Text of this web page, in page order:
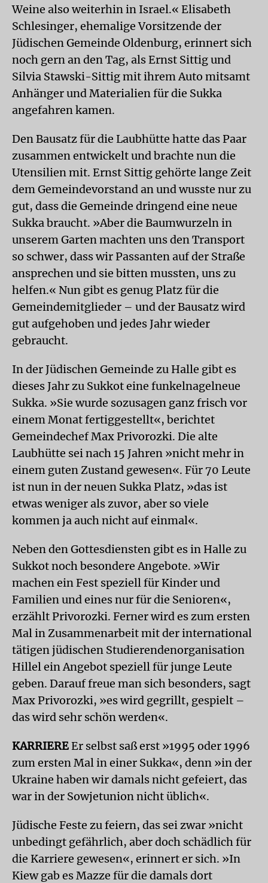
Weine also weiterhin in Israel.« Elisabeth
Schlesinger, ehemalige Vorsitzende der
Jüdischen Gemeinde Oldenburg, erinnert sich
noch gern an den Tag, als Ernst Sittig und
Silvia Stawski-Sittig mit ihrem Auto mitsamt
Anhänger und Materialien für die Sukka
angefahren kamen.
Den Bausatz für die Laubhütte hatte das Paar
zusammen entwickelt und brachte nun die
Utensilien mit. Ernst Sittig gehörte lange Zeit
dem Gemeindevorstand an und wusste nur zu
gut, dass die Gemeinde dringend eine neue
Sukka braucht. »Aber die Baumwurzeln in
unserem Garten machten uns den Transport
so schwer, dass wir Passanten auf der Straße
ansprechen und sie bitten mussten, uns zu
helfen.« Nun gibt es genug Platz für die
Gemeindemitglieder – und der Bausatz wird
gut aufgehoben und jedes Jahr wieder
gebraucht.
In der Jüdischen Gemeinde zu Halle gibt es
dieses Jahr zu Sukkot eine funkelnagelneue
Sukka. »Sie wurde sozusagen ganz frisch vor
einem Monat fertiggestellt«, berichtet
Gemeindechef Max Privorozki. Die alte
Laubhütte sei nach 15 Jahren »nicht mehr in
einem guten Zustand gewesen«. Für 70 Leute
ist nun in der neuen Sukka Platz, »das ist
etwas weniger als zuvor, aber so viele
kommen ja auch nicht auf einmal«.
Neben den Gottesdiensten gibt es in Halle zu
Sukkot noch besondere Angebote. »Wir
machen ein Fest speziell für Kinder und
Familien und eines nur für die Senioren«,
erzählt Privorozki. Ferner wird es zum ersten
Mal in Zusammenarbeit mit der international
tätigen jüdischen Studierendenorganisation
Hillel ein Angebot speziell für junge Leute
geben. Darauf freue man sich besonders, sagt
Max Privorozki, »es wird gegrillt, gespielt –
das wird sehr schön werden«.
KARRIEREEr selbst saß erst »1995 oder 1996
zum ersten Mal in einer Sukka«, denn »in der
Ukraine haben wir damals nicht gefeiert, das
war in der Sowjetunion nicht üblich«.
Jüdische Feste zu feiern, das sei zwar »nicht
unbedingt gefährlich, aber doch schädlich für
die Karriere gewesen«, erinnert er sich. »In
Kiew gab es Mazze für die damals dort